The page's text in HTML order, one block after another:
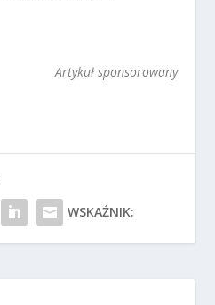
Artykuł sponsorowany
WSKAŹNIK: